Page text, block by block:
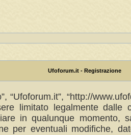
Ufoforum.it - Registrazione
“Ufoforum.it”, “http://
limitato legalmente
in qualunque
per eventuali modifiche,